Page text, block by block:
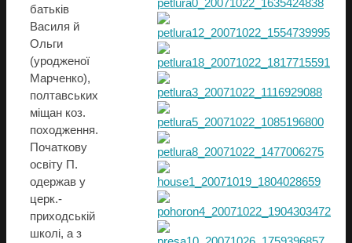
батьків
Василя й
Ольги
(уродженої
Марченко),
полтавських
міщан коз.
походження.
Початкову
освіту П.
одержав у
церк.-
приходській
школі, а з